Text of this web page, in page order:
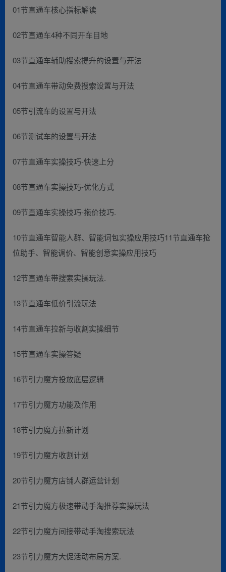
01节直通车核心指标解读
02节直通车4种不同开车目地
03节直通车辅助搜索提升的设置与开法
04节直通车带动免费搜索设置与开法
05节引流车的设置与开法
06节测试车的设置与开法
07节直通车实操技巧-快速上分
08节直通车实操技巧-优化方式
09节直通车实操技巧-拖价技巧.
10节直通车智能人群、智能词包实操应用技巧11节直通车抢
位助手、智能调价、智能创意实操应用技巧
12节直通车带搜索实操玩法.
13节直通车低价引流玩法
14节直通车拉新与收割实操细节
15节直通车实操答疑
16节引力魔方投放底层逻辑
17节引力魔方功能及作用
18节引力魔方拉新计划
19节引力魔方收割计划
20节引力魔方店铺人群运营计划
21节引力魔方极速带动手淘推荐实操玩法
22节引力魔方间接带动手淘搜索玩法
23节引力魔方大促活动布局方案.